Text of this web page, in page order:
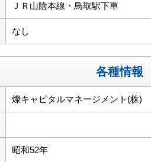
ＪＲ山陰本線・鳥取駅下車
なし
各種情報
燦キャピタルマネージメント(株)
昭和52年